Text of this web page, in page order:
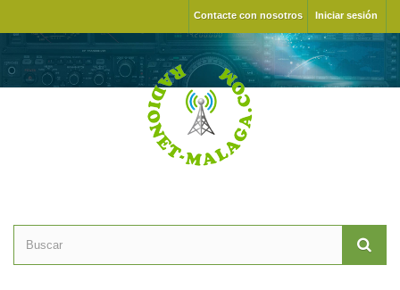
Iniciar sesión
Contacte con nosotros